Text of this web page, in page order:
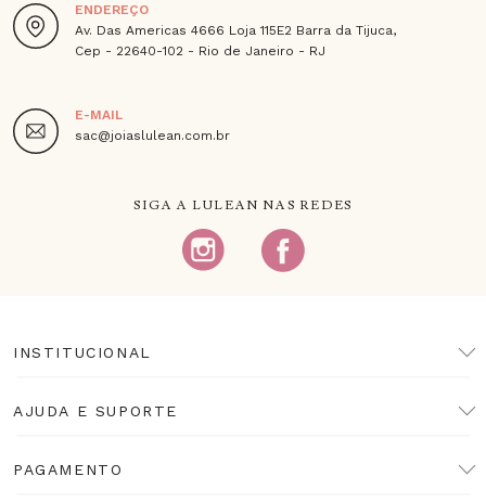
ENDEREÇO
Av. Das Americas 4666 Loja 115E2 Barra da Tijuca,
Cep - 22640-102 - Rio de Janeiro - RJ
E-MAIL
sac@joiaslulean.com.br
SIGA A LULEAN NAS REDES
INSTITUCIONAL
AJUDA E SUPORTE
PAGAMENTO